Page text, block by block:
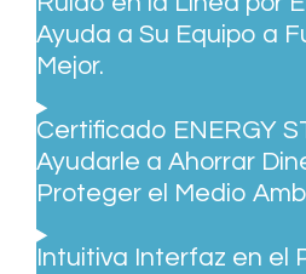
Ayuda a Su Equipo a
Mejor.
Certificado ENERGY
Ayudarle a Ahorrar
Proteger el Medio
Intuitiva Interfaz en el